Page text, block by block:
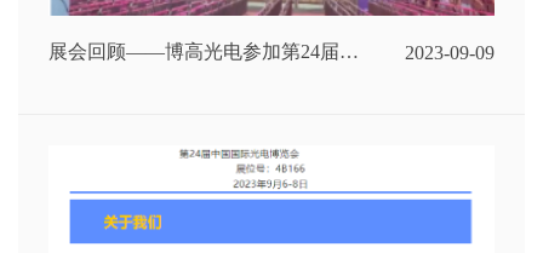
展会回顾——博高光电参加第24届
2023-09-09